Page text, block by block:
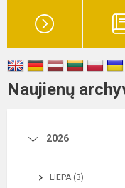
Naujienų
2026
LIEPA (3)